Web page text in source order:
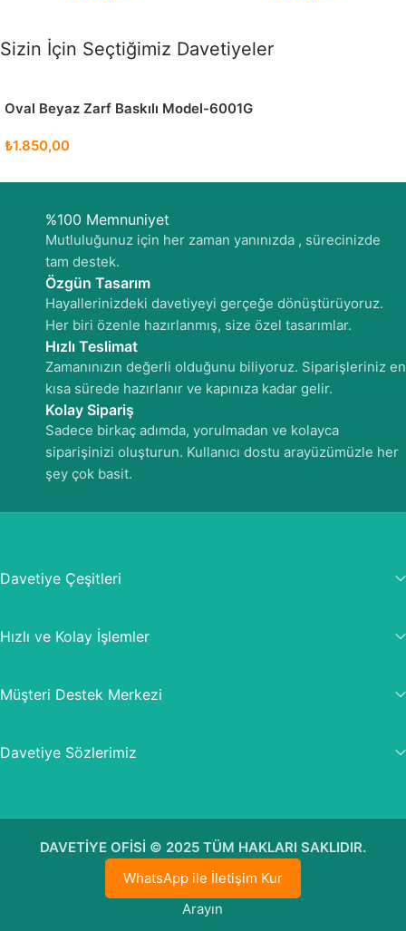
Sizin İçin Seçtiğimiz Davetiyeler
Oval Beyaz Zarf Baskılı Model-6001G
₺1.850,00
%100 Memnuniyet
Mutluluğunuz için her zaman yanınızda , sürecinizde
tam destek.
Özgün Tasarım
Hayallerinizdeki davetiyeyi gerçeğe dönüştürüyoruz.
Her biri özenle hazırlanmış, size özel tasarımlar.
Hızlı Teslimat
Zamanınızın değerli olduğunu biliyoruz. Siparişleriniz en
kısa sürede hazırlanır ve kapınıza kadar gelir.
Kolay Sipariş
Sadece birkaç adımda, yorulmadan ve kolayca
siparişinizi oluşturun. Kullanıcı dostu arayüzümüzle her
şey çok basit.
Davetiye Çeşitleri
Hızlı ve Kolay İşlemler
Müşteri Destek Merkezi
Davetiye Sözlerimiz
DAVETİYE OFİSİ © 2025 TÜM HAKLARI SAKLIDIR.
WhatsApp ile İletişim Kur
Arayın